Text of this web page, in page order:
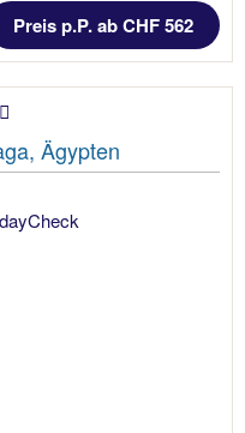
Preis p.P. ab CHF 562
Ägypten